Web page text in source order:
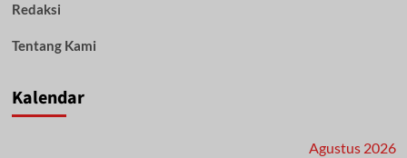
Redaksi
Tentang Kami
Kalendar
Agustus 2026